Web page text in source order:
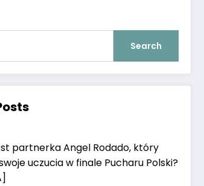
Search
partnerka Angel Rodado, który
uczucia w finale Pucharu Polski?